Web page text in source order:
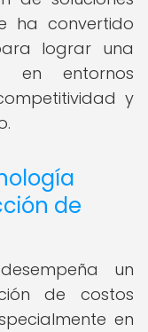
ha convertido
lograr una
en entornos
y
de
un
de costos
en